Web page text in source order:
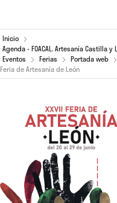
Inicio
Agenda - FOACAL. Artesanía Castilla y
Eventos
Ferias Portada web
Feria de Artesanía de León